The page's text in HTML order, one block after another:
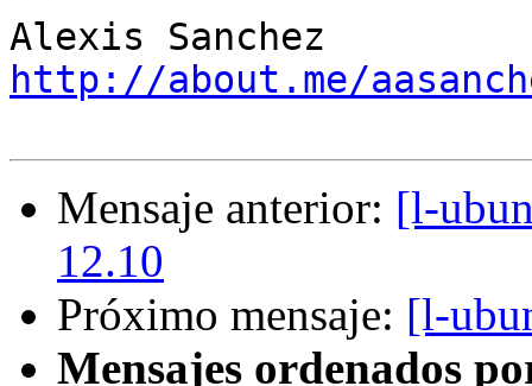
http://about.me/
Mensaje anterior: [l-
12.10
Próximo mensaje: [l-
Mensajes ordenados